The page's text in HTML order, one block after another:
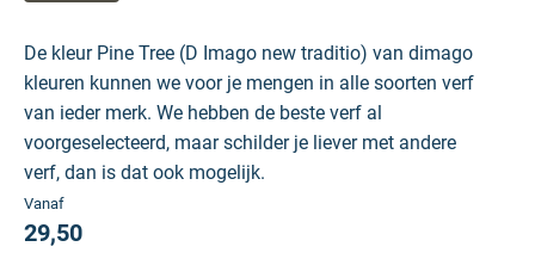
De kleur Pine Tree (D Imago new traditio) van dimago
kleuren kunnen we voor je mengen in alle soorten verf
van ieder merk. We hebben de beste verf al
voorgeselecteerd, maar schilder je liever met andere
verf, dan is dat ook mogelijk.
Vanaf
29,50